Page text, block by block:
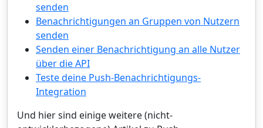
senden
Benachrichtigungen an Gruppen von Nutzern
senden
Senden einer Benachrichtigung an alle Nutzer
über die API
Teste deine Push-Benachrichtigungs-
Integration
Und hier sind einige weitere (nicht-